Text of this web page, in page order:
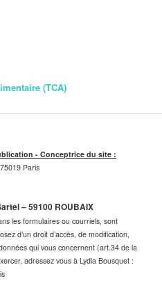
(TCA)
- Conceptrice du site :
Paris
– 59100 ROUBAIX
les formulaires ou courriels, sont
d’un droit d’accès, de modification,
qui vous concernent (art.34 de la
adressez vous à Lydia Bousquet :